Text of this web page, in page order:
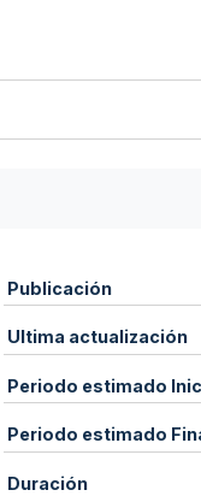
Publicación
Ultima actualización
Periodo estimado
Periodo estimado
Duración